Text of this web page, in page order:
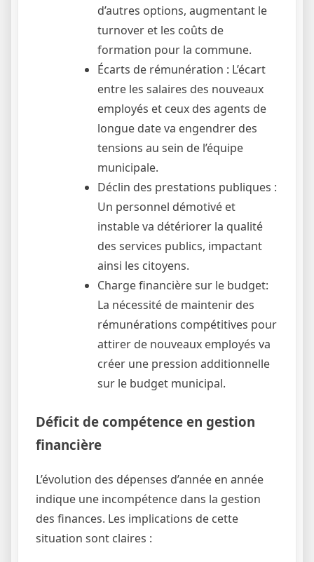
d’autres options, augmentant le
turnover et les coûts de
formation pour la commune.
Écarts de rémunération : L’écart
entre les salaires des nouveaux
employés et ceux des agents de
longue date va engendrer des
tensions au sein de l’équipe
municipale.
Déclin des prestations publiques :
Un personnel démotivé et
instable va détériorer la qualité
des services publics, impactant
ainsi les citoyens.
Charge financière sur le budget:
La nécessité de maintenir des
rémunérations compétitives pour
attirer de nouveaux employés va
créer une pression additionnelle
sur le budget municipal.
Déficit de compétence en gestion
financière
L’évolution des dépenses d’année en année
indique une incompétence dans la gestion
des finances. Les implications de cette
situation sont claires :